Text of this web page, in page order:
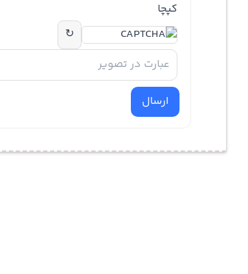
کپچا
↻
ارسال